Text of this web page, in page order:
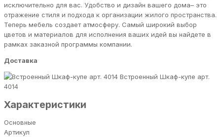
исключительно для вас. Удобство и дизайн вашего дома– это
отражение стиля и подхода к организации жилого пространства.
Теперь мебель создает атмосферу. Самый широкий выбор
цветов и материалов для исполнения ваших идей вы найдете в
рамках заказной программы компании.
Доставка
Встроенный Шкаф-купе арт.
4014
Характеристики
Основные
Артикул